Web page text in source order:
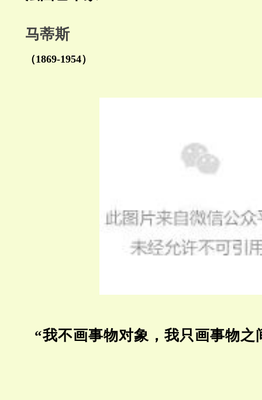
马蒂斯
（1869-1954）
“我不画事物对象，我只画事物之